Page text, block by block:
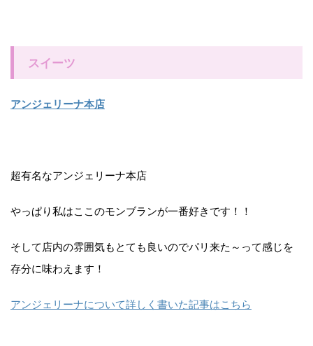
スイーツ
アンジェリーナ本店
超有名なアンジェリーナ本店
やっぱり私はここのモンブランが一番好きです！！
そして店内の雰囲気もとても良いのでパリ来た～って感じを
存分に味わえます！
アンジェリーナについて詳しく書いた記事はこちら